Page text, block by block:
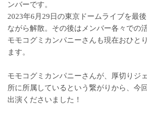
ンバーです。
2023年6月29日の東京ドームライブを最
ながら解散。その後はメンバー各々での
モモコグミカンパニーさんも現在おひと
ます。
モモコグミカンパニーさんが、厚切りジ
所に所属しているという繋がりから、今
出演くださいました！